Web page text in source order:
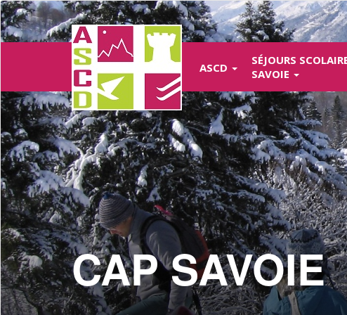
Aller
au
contenu
ASCD
SÉJOURS
SAVOIE
CAP SAVOIE